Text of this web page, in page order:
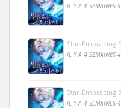
IL Y A 4 SEMAINES
Star-Embracing
IL Y A 4 SEMAINES
Star-Embracing
IL Y A 4 SEMAINES